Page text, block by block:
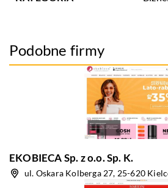
Podobne firmy
EKOBIECA Sp. z o.o. Sp. K.
ul. Oskara Kolberga 27, 25-620